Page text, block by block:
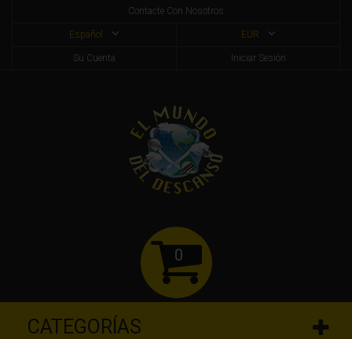
Contacte Con Nosotros
EUR
Español
Iniciar Sesión
Su Cuenta
0
CATEGORÍAS